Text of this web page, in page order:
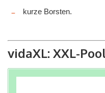
kurze Borsten.
vidaXL: XXL-